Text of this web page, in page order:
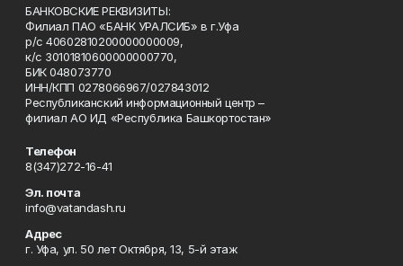
БАНКОВСКИЕ РЕКВИЗИТЫ:
Филиал ПАО «БАНК УРАЛСИБ» в г.Уфа
р/с 40602810200000000009,
к/с 30101810600000000770,
БИК 048073770
ИНН/КПП 0278066967/027843012
Республиканский информационный центр –
филиал АО ИД «Республика Башкортостан»
Телефон
8(347)272-16-41
Эл. почта
info@vatandash.ru
Адрес
г. Уфа, ул. 50 лет Октября, 13, 5-й этаж